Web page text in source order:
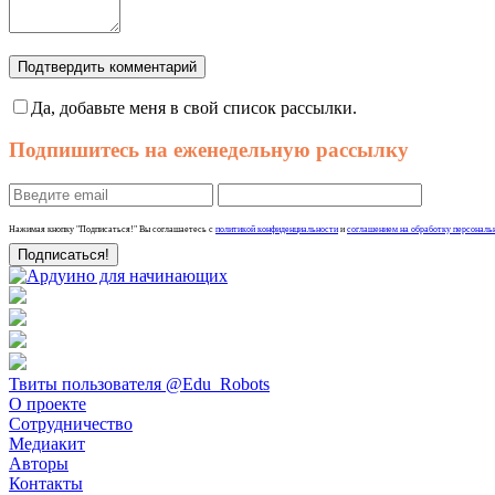
Подтвердить комментарий
Да, добавьте меня в свой список рассылки.
Подпишитесь на еженедельную рассылку
Нажимая кнопку "Подписаться!" Вы соглашаетесь с политикой конфиденциальности и соглашением на обработку
Твиты пользователя @Edu_Robots
О проекте
Сотрудничество
Медиакит
Авторы
Контакты